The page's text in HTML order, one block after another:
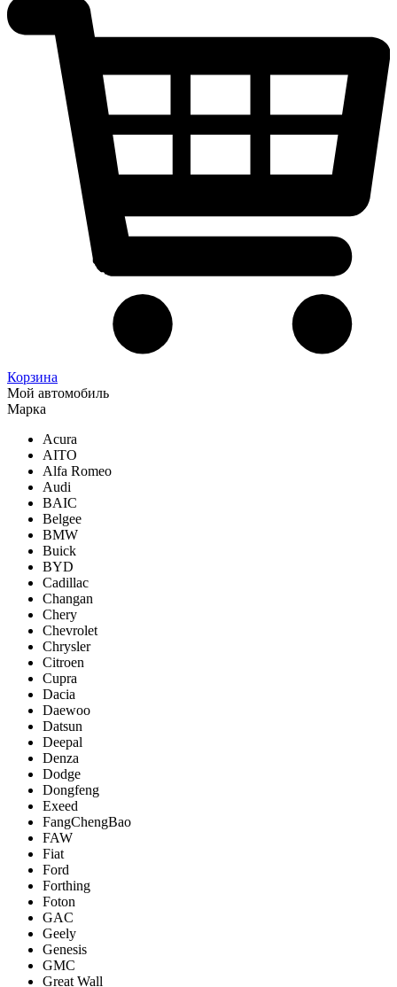
Корзина
Мой автомобиль
Марка
Acura
AITO
Alfa Romeo
Audi
BAIC
Belgee
BMW
Buick
BYD
Cadillac
Changan
Chery
Chevrolet
Chrysler
Citroen
Cupra
Dacia
Daewoo
Datsun
Deepal
Denza
Dodge
Dongfeng
Exeed
FangChengBao
FAW
Fiat
Ford
Forthing
Foton
GAC
Geely
Genesis
GMC
Great Wall